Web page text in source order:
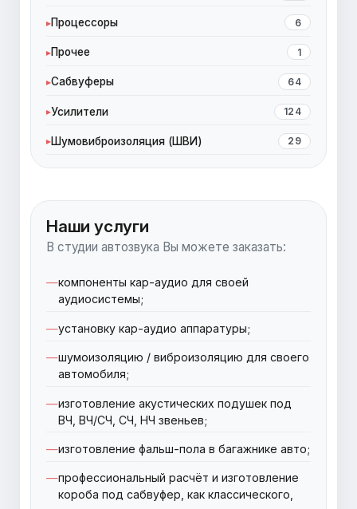
Процессоры 6
Прочее 1
Сабвуферы 64
Усилители 124
Шумовиброизоляция (ШВИ) 29
Наши услуги
В студии автозвука Вы можете заказать:
компоненты кар-аудио для своей
аудиосистемы;
установку кар-аудио аппаратуры;
шумоизоляцию / виброизоляцию для своего
автомобиля;
изготовление акустических подушек под
ВЧ, ВЧ/СЧ, СЧ, НЧ звеньев;
изготовление фальш-пола в багажнике авто;
профессиональный расчёт и изготовление
короба под сабвуфер, как классического,